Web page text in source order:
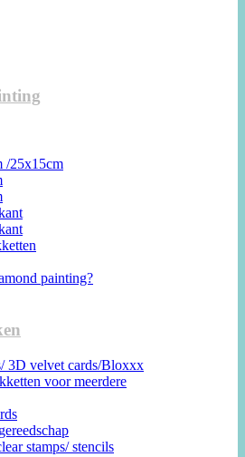
/25x15cm
painting?
3D velvet cards/Bloxxx
voor meerdere
stamps/ stencils